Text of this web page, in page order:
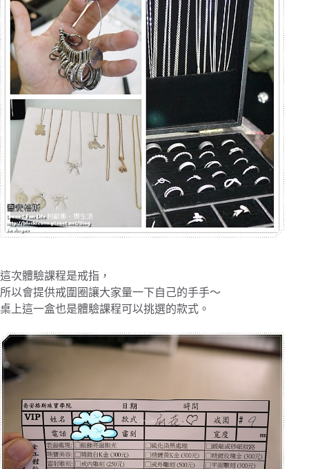
這次體驗課程是戒指，
所以會提供戒圍圈讓大家量一下自己的手手～
桌上這一盒也是體驗課程可以挑選的款式。